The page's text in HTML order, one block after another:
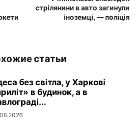
стрілянини в авто загинули
іноземці, — поліція
статьи
без світла, у Харкові
в будинок, а в